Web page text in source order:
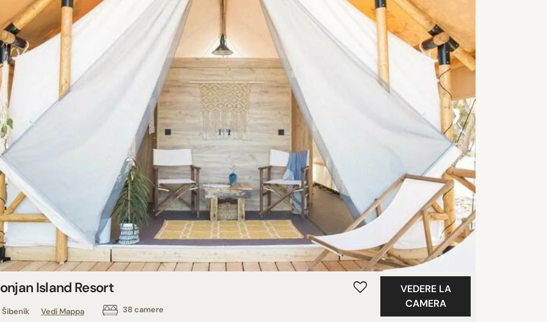
›
Island Resort
Šibenik Vedi Mappa 38 camere
VEDERE LA
CAMERA